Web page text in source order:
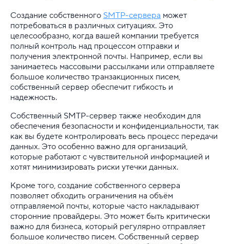
Создание собственного SMTP-сервера может
потребоваться в различных ситуациях. Это
целесообразно, когда вашей компании требуется
полный контроль над процессом отправки и
получения электронной почты. Например, если вы
занимаетесь массовыми рассылками или отправляете
большое количество транзакционных писем,
собственный сервер обеспечит гибкость и
надежность.
Собственный SMTP-сервер также необходим для
обеспечения безопасности и конфиденциальности, так
как вы будете контролировать весь процесс передачи
данных. Это особенно важно для организаций,
которые работают с чувствительной информацией и
хотят минимизировать риски утечки данных.
Кроме того, создание собственного сервера
позволяет обходить ограничения на объём
отправляемой почты, которые часто накладывают
сторонние провайдеры. Это может быть критически
важно для бизнеса, который регулярно отправляет
большое количество писем. Собственный сервер